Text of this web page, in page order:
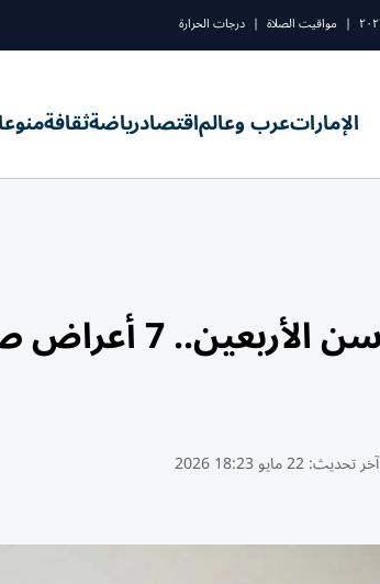
| مواقيت الصلاة | درجات الحرارة
الإماراتعرب وعالماقتصادرياضةثقافة
السكري بعد
آخر تحديث:22 مايو 18:23 2026